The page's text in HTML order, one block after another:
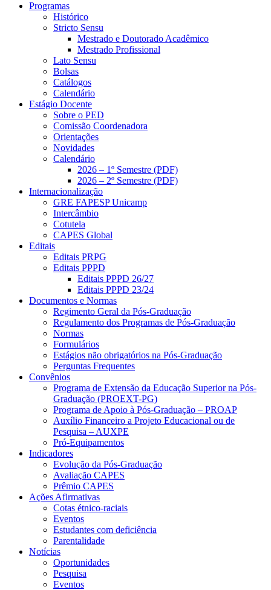
Programas
Histórico
Stricto Sensu
Mestrado e Doutorado Acadêmico
Mestrado Profissional
Lato Sensu
Bolsas
Catálogos
Calendário
Estágio Docente
Sobre o PED
Comissão Coordenadora
Orientações
Novidades
Calendário
2026 – 1º Semestre (PDF)
2026 – 2º Semestre (PDF)
Internacionalização
GRE FAPESP Unicamp
Intercâmbio
Cotutela
CAPES Global
Editais
Editais PRPG
Editais PPPD
Editais PPPD 26/27
Editais PPPD 23/24
Documentos e Normas
Regimento Geral da Pós-Graduação
Regulamento dos Programas de Pós-Graduação
Normas
Formulários
Estágios não obrigatórios na Pós-Graduação
Perguntas Frequentes
Convênios
Programa de Extensão da Educação Superior na Pós-
Graduação (PROEXT-PG)
Programa de Apoio à Pós-Graduação – PROAP
Auxílio Financeiro a Projeto Educacional ou de
Pesquisa – AUXPE
Pró-Equipamentos
Indicadores
Evolução da Pós-Graduação
Avaliação CAPES
Prêmio CAPES
Ações Afirmativas
Cotas étnico-raciais
Eventos
Estudantes com deficiência
Parentalidade
Notícias
Oportunidades
Pesquisa
Eventos